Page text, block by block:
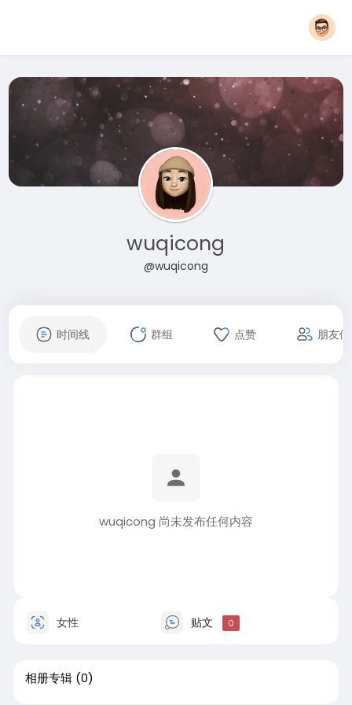
wuqicong
@wuqicong
时间线 群组 点赞 朋友们
wuqicong 尚未发布任何内容
女性 贴文 0
相册专辑 (0)